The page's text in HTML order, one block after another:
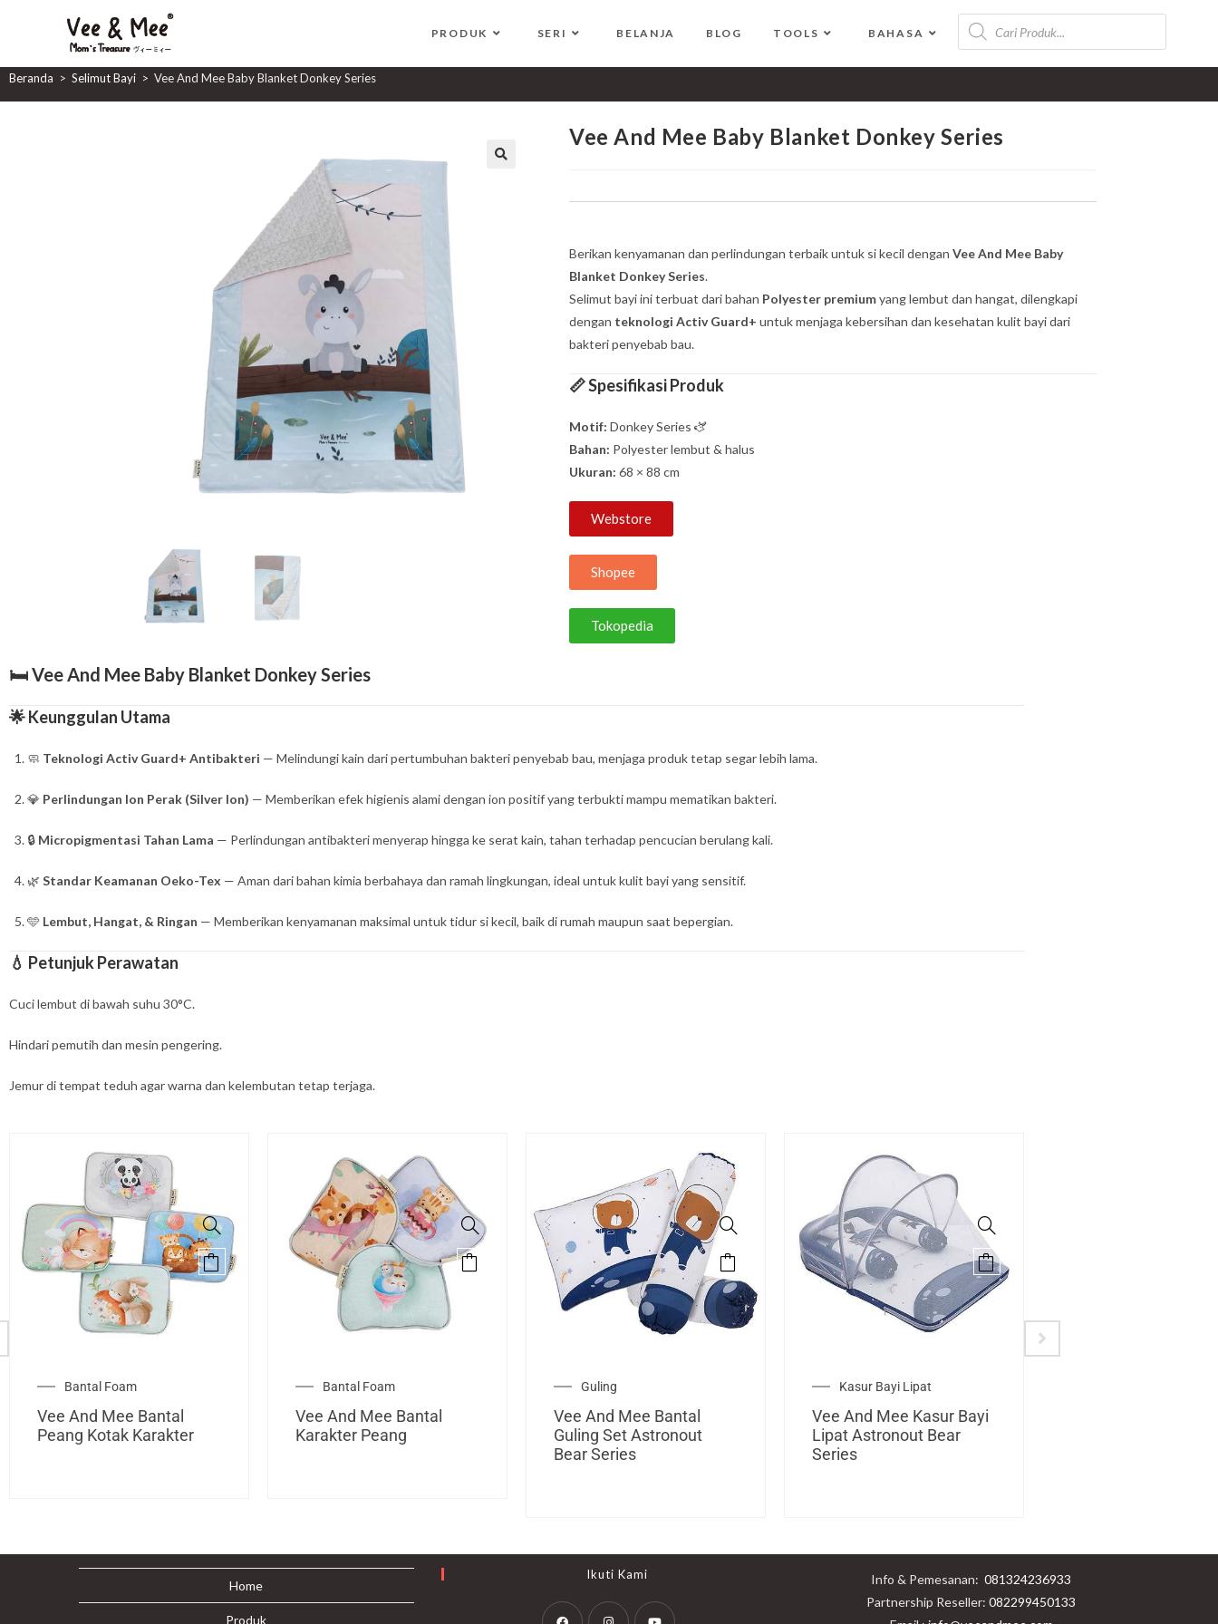
PRODUK SERI BELANJA BLOG TOOLS BAHASA
Vee And Mee Baby Blanket Donkey Series Vee And Mee Baby Blanket Donkey Series
Beranda > Selimut Bayi > Vee And Mee Baby Blanket Donkey Series
Vee And Mee Baby Blanket Donkey Series
Berikan kenyamanan dan perlindungan terbaik untuk si kecil dengan Vee And Mee Baby
Blanket Donkey Series.
Selimut bayi ini terbuat dari bahan Polyester premiumyang lembut dan hangat, dilengkapi
dengan teknologi Activ Guard+ untuk menjaga kebersihan dan kesehatan kulit bayi dari
bakteri penyebab bau.
📏Spesifikasi Produk
Motif: Donkey Series 🫏
Bahan: Polyester lembut & halus
Ukuran: 68 × 88 cm
Webstore
Shopee
Tokopedia
🛏️Vee And Mee Baby Blanket Donkey Series
🌟Keunggulan Utama
🧼 Teknologi Activ Guard+ Antibakteri — Melindungi kain dari pertumbuhan bakteri penyebab bau, menjaga produk tetap segar lebih lama.
💎 Perlindungan Ion Perak (Silver Ion) — Memberikan efek higienis alami dengan ion positif yang terbukti mampu mematikan bakteri.
🔒 Micropigmentasi Tahan Lama — Perlindungan antibakteri menyerap hingga ke serat kain, tahan terhadap pencucian berulang kali.
🌿 Standar Keamanan Oeko-Tex — Aman dari bahan kimia berbahaya dan ramah lingkungan, ideal untuk kulit bayi yang sensitif.
🩵 Lembut, Hangat, & Ringan — Memberikan kenyamanan maksimal untuk tidur si kecil, baik di rumah maupun saat bepergian.
💧 Petunjuk Perawatan
Cuci lembut di bawah suhu 30°C.
Hindari pemutih dan mesin pengering.
Jemur di tempat teduh agar warna dan kelembutan tetap terjaga.
Bantal Foam
Vee And Mee Bantal
Peang Kotak Karakter
Bantal Foam
Vee And Mee Bantal
Karakter Peang
Guling
Vee And Mee Bantal
Guling Set Astronout
Bear Series
Kasur Bayi Lipat
Vee And Mee Kasur Bayi
Lipat Astronout Bear
Series
Home
Produk
Ikuti Kami Info & Pemesanan:081324236933
Partnership Reseller:082299450133